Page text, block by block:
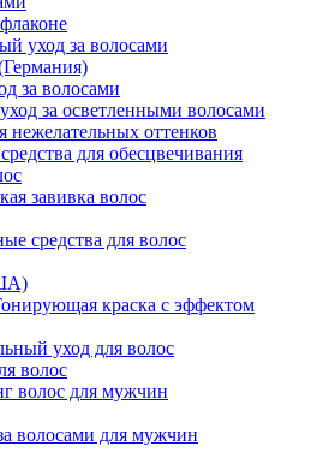
уход за волосами
за волосами
за осветленными волосами
нежелательных оттенков
для обесцвечивания
завивка волос
средства для волос
краска с эффектом
уход для волос
волос
волос для мужчин
волосами для мужчин